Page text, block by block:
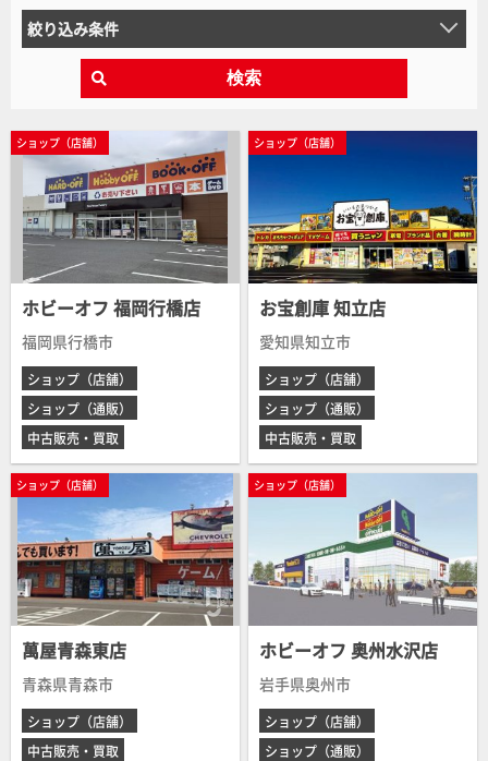
絞り込み条件
検索
ショップ（店舗）
ホビーオフ 福岡行橋店
福岡県行橋市
ショップ（店舗）
ショップ（通販）
中古販売・買取
ショップ（店舗）
お宝創庫 知立店
愛知県知立市
ショップ（店舗）
ショップ（通販）
中古販売・買取
ショップ（店舗）
萬屋青森東店
青森県青森市
ショップ（店舗）
中古販売・買取
ショップ（店舗）
ホビーオフ 奥州水沢店
岩手県奥州市
ショップ（店舗）
ショップ（通販）